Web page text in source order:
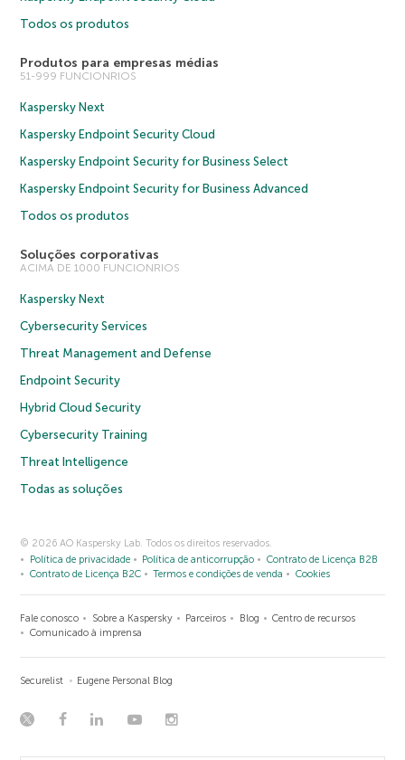
Todos os produtos
Produtos para empresas médias
51-999 FUNCIONRIOS
Kaspersky Next
Kaspersky Endpoint Security Cloud
Kaspersky Endpoint Security for Business Select
Kaspersky Endpoint Security for Business Advanced
Todos os produtos
Soluções corporativas
ACIMA DE 1000 FUNCIONRIOS
Kaspersky Next
Cybersecurity Services
Threat Management and Defense
Endpoint Security
Hybrid Cloud Security
Cybersecurity Training
Threat Intelligence
Todas as soluções
© 2026 AO Kaspersky Lab. Todos os direitos reservados.
Política de privacidade
Política de anticorrupção
Contrato de Licença B2B
Contrato de Licença B2C
Termos e condições de venda Cookies
Fale conosco Sobre a Kaspersky Parceiros Blog
Centro de recursos
Comunicado à imprensa
Securelist Eugene Personal Blog